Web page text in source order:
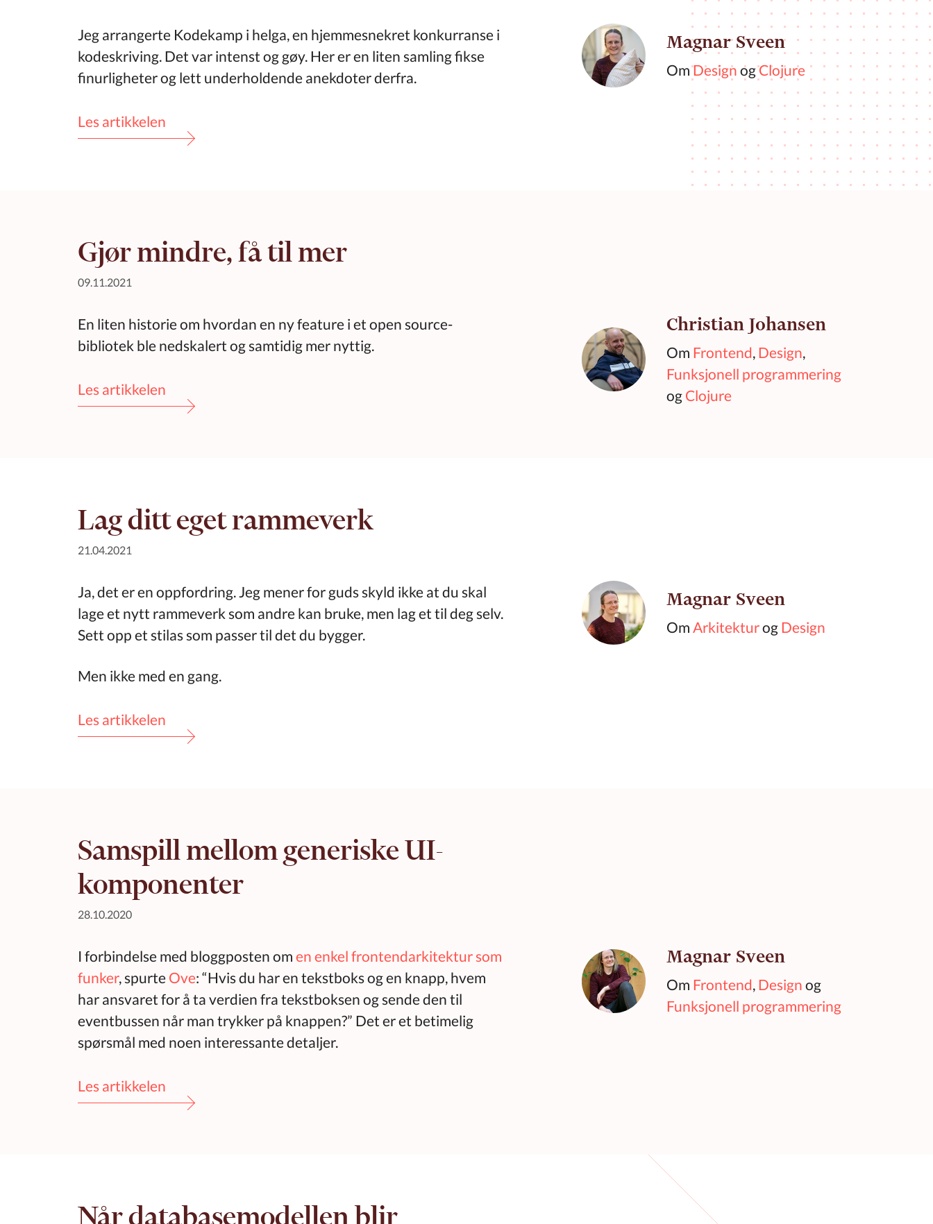
Jeg arrangerte Kodekamp i helga, en hjemmesnekret konkurranse i
kodeskriving. Det var intenst og gøy. Her er en liten samling fikse
finurligheter og lett underholdende anekdoter derfra.
Les artikkelen
Magnar Sveen
OmDesign ogClojure
Gjør mindre, få til mer
09.11.2021
En liten historie om hvordan en ny feature i et open source-
bibliotek ble nedskalert og samtidig mer nyttig.
Les artikkelen
Christian Johansen
Om Frontend, Design,
Funksjonell programmering
og Clojure
Lag ditt eget rammeverk
21.04.2021
Ja, det er en oppfordring. Jeg mener for guds skyld ikke at du skal
lage et nytt rammeverk som andre kan bruke, men lag et til deg selv.
Sett opp et stilas som passer til det du bygger.
Men ikke med en gang.
Les artikkelen
Magnar Sveen
Om Arkitekturog Design
Samspill mellom generiske UI-
komponenter
28.10.2020
I forbindelse med bloggposten om en enkel frontendarkitektur som
funker, spurte Ove: “Hvis du har en tekstboks og en knapp, hvem
har ansvaret for å ta verdien fra tekstboksen og sende den til
eventbussen når man trykker på knappen?” Det er et betimelig
spørsmål med noen interessante detaljer.
Les artikkelen
Magnar Sveen
Om Frontend, Design og
Funksjonell programmering
Når databasemodellen blir